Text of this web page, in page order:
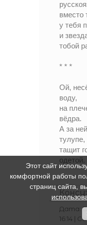
вместо
у тебя
и
тобой
* * *
Ой,
воду,
на
вёдра.
А за
тулупе,
тащит
одетой.
Дата:
16:14 |
Этот сайт
комфортной работы
страниц сайта,